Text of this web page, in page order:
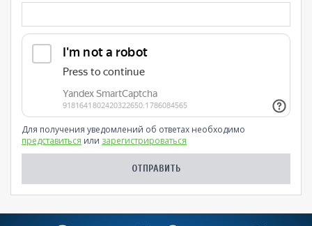
Для получения уведомлений об ответах необходимо
представиться или зарегистрироваться